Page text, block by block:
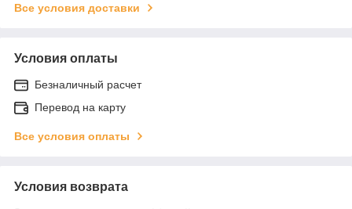
Все условия доставки
Условия оплаты
Безналичный расчет
Перевод на карту
Все условия оплаты
Условия возврата